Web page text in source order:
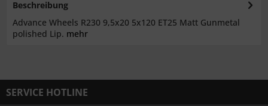
Beschreibung
Advance Wheels R230 9,5x20 5x120 ET25 Matt Gunmetal
polished Lip. mehr
SERVICE HOTLINE